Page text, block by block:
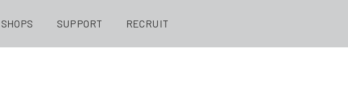
SHOPS SUPPORT RECRUIT